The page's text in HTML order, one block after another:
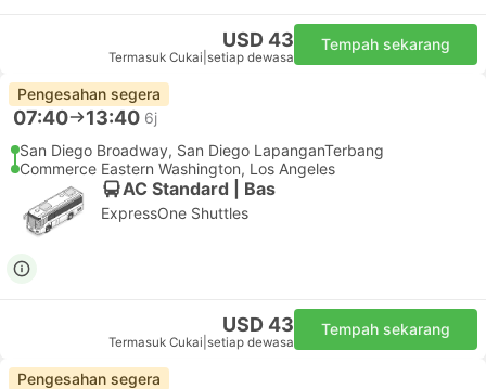
USD 43
Termasuk Cukai setiap dewasa
Tempah sekarang
Pengesahan segera
07:40 13:40 6j
San Diego Broadway, San Diego LapanganTerbang
Commerce Eastern Washington, Los Angeles
AC Standard | Bas
ExpressOne Shuttles
USD 43
Termasuk Cukai setiap dewasa
Tempah sekarang
Pengesahan segera